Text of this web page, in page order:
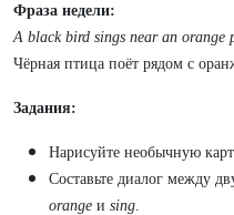
Фраза недели:
A black bird sings near an orange
Чёрная птица поёт рядом с
Задания:
Нарисуйте необычную
Составьте диалог между
orange и sing.